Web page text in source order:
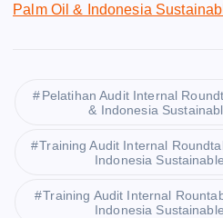
Palm Oil & Indonesia
Pelatihan Audit Internal
& Indonesia
Training Audit Internal
Indonesia
Training Audit Internal
Indonesia